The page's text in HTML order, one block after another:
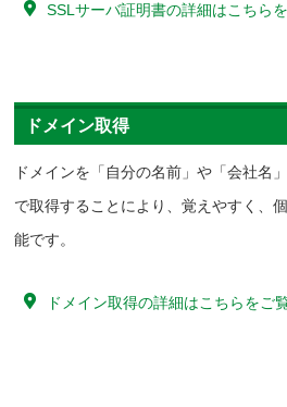
SSLサーバ証明書の詳細はこちら
ドメイン取得
ドメインを「自分の名前」や「会社名
で取得することにより、覚えやすく、
能です。
ドメイン取得の詳細はこちらをご